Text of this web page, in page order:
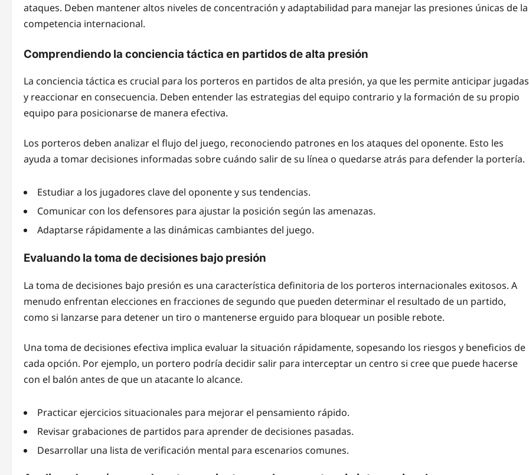
ataques. Deben mantener altos niveles de concentración y adaptabilidad para manejar las presiones únicas de la
competencia internacional.
Comprendiendo la conciencia táctica en partidos de alta presión
La conciencia táctica es crucial para los porteros en partidos de alta presión, ya que les permite anticipar jugadas
y reaccionar en consecuencia. Deben entender las estrategias del equipo contrario y la formación de su propio
equipo para posicionarse de manera efectiva.
Los porteros deben analizar el flujo del juego, reconociendo patrones en los ataques del oponente. Esto les
ayuda a tomar decisiones informadas sobre cuándo salir de su línea o quedarse atrás para defender la portería.
Estudiar a los jugadores clave del oponente y sus tendencias.
Comunicar con los defensores para ajustar la posición según las amenazas.
Adaptarse rápidamente a las dinámicas cambiantes del juego.
Evaluando la toma de decisiones bajo presión
La toma de decisiones bajo presión es una característica definitoria de los porteros internacionales exitosos. A
menudo enfrentan elecciones en fracciones de segundo que pueden determinar el resultado de un partido,
como si lanzarse para detener un tiro o mantenerse erguido para bloquear un posible rebote.
Una toma de decisiones efectiva implica evaluar la situación rápidamente, sopesando los riesgos y beneficios de
cada opción. Por ejemplo, un portero podría decidir salir para interceptar un centro si cree que puede hacerse
con el balón antes de que un atacante lo alcance.
Practicar ejercicios situacionales para mejorar el pensamiento rápido.
Revisar grabaciones de partidos para aprender de decisiones pasadas.
Desarrollar una lista de verificación mental para escenarios comunes.